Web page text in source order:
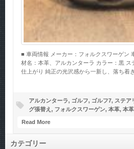
■ 車両情報 メーカー：フォルクスワーゲン
材名：本革、アルカンターラ カラー：黒
仕上がり 純正の光沢感から一新し、落ち着
アルカンターラ, ゴルフ, ゴルフ7, ステア
グ張替え , フォルクスワーゲン, 本革, 本
Read More
カテゴリー